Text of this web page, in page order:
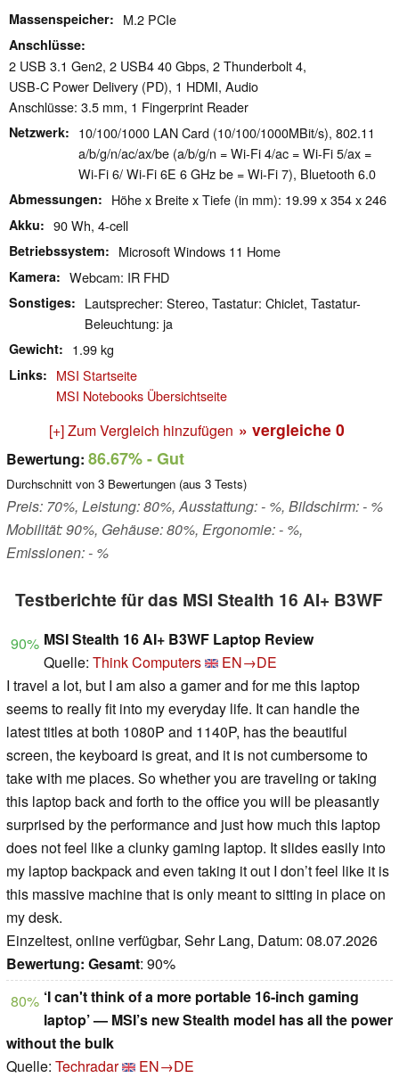
Massenspeicher M.2 PCIe
Anschlüsse
2 USB 3.1 Gen2, 2 USB4 40 Gbps, 2 Thunderbolt 4,
USB-C Power Delivery (PD), 1 HDMI, Audio
Anschlüsse: 3.5 mm, 1 Fingerprint Reader
Netzwerk
10/100/1000 LAN Card (10/100/1000MBit/s), 802.11
a/​b/​g/​n/​ac/​ax/​be (a/b/g/n = Wi-Fi 4/ac = Wi-Fi 5/ax =
Wi-Fi 6/ Wi-Fi 6E 6 GHz be = Wi-Fi 7), Bluetooth 6.0
Abmessungen Höhe x Breite x Tiefe (in mm): 19.99 x 354 x 246
Akku 90 Wh, 4-cell
Betriebssystem Microsoft Windows 11 Home
Kamera Webcam: IR FHD
Sonstiges
Lautsprecher: Stereo, Tastatur: Chiclet, Tastatur-
Beleuchtung: ja
Gewicht 1.99 kg
Links
MSI Startseite
MSI Notebooks Übersichtseite
[+] Zum Vergleich hinzufügen » vergleiche 0
Bewertung: 86.67%- Gut
Durchschnitt von 3 Bewertungen (aus 3 Tests)
Preis: 70%, Leistung: 80%, Ausstattung: - %, Bildschirm: - %
Mobilität: 90%, Gehäuse: 80%, Ergonomie: - %,
Emissionen: - %
Testberichte für das MSI Stealth 16 AI+ B3WF
90% MSI Stealth 16 AI+ B3WF Laptop Review
Quelle: Think Computers
EN→DE
I travel a lot, but I am also a gamer and for me this laptop
seems to really fit into my everyday life. It can handle the
latest titles at both 1080P and 1140P, has the beautiful
screen, the keyboard is great, and it is not cumbersome to
take with me places. So whether you are traveling or taking
this laptop back and forth to the office you will be pleasantly
surprised by the performance and just how much this laptop
does not feel like a clunky gaming laptop. It slides easily into
my laptop backpack and even taking it out I don’t feel like it is
this massive machine that is only meant to sitting in place on
my desk.
Einzeltest, online verfügbar, Sehr Lang, Datum: 08.07.2026
Bewertung: Gesamt: 90%
80% ‘I can't think of a more portable 16-inch gaming
laptop’ — MSI’s new Stealth model has all the power
without the bulk
Quelle: Techradar
EN→DE